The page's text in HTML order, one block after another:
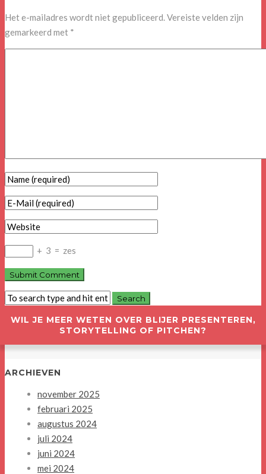
Het e-mailadres wordt niet gepubliceerd.Vereiste velden zijn
gemarkeerd met *
+ 3 = zes
WIL JE MEER WETEN OVER BLIJER PRESENTEREN,
STORYTELLING OF PITCHEN?
ARCHIEVEN
november 2025
februari 2025
augustus 2024
juli 2024
juni 2024
mei 2024